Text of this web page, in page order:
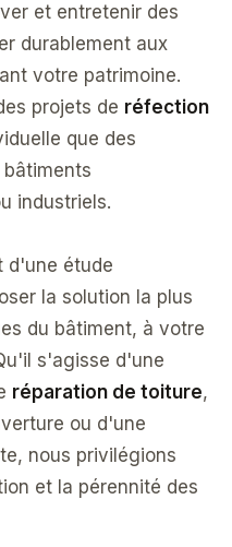
et entretenir des
durablement aux
votre patrimoine.
projets de réfection
que des
industriels.
d'une étude
la solution la plus
du bâtiment, à votre
s'agisse d'une
réparation de toiture,
ou d'une
nous privilégions
et la pérennité des